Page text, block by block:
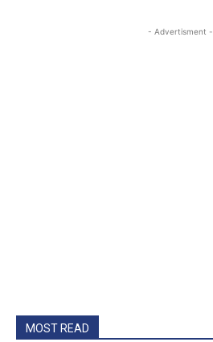
- Advertisment -
MOST READ